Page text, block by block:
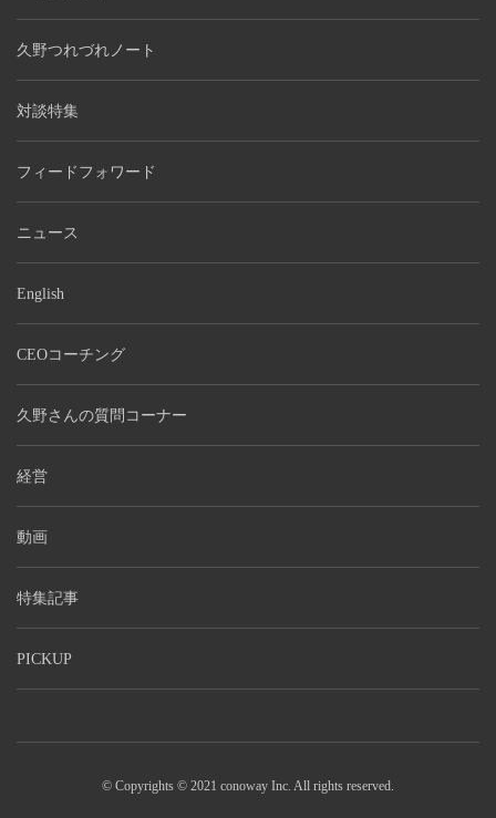
久野つれづれノート
対談特集
フィードフォワード
ニュース
English
CEOコーチング
久野さんの質問コーナー
経営
動画
特集記事
PICKUP
© Copyrights © 2021 conoway Inc. All rights reserved.